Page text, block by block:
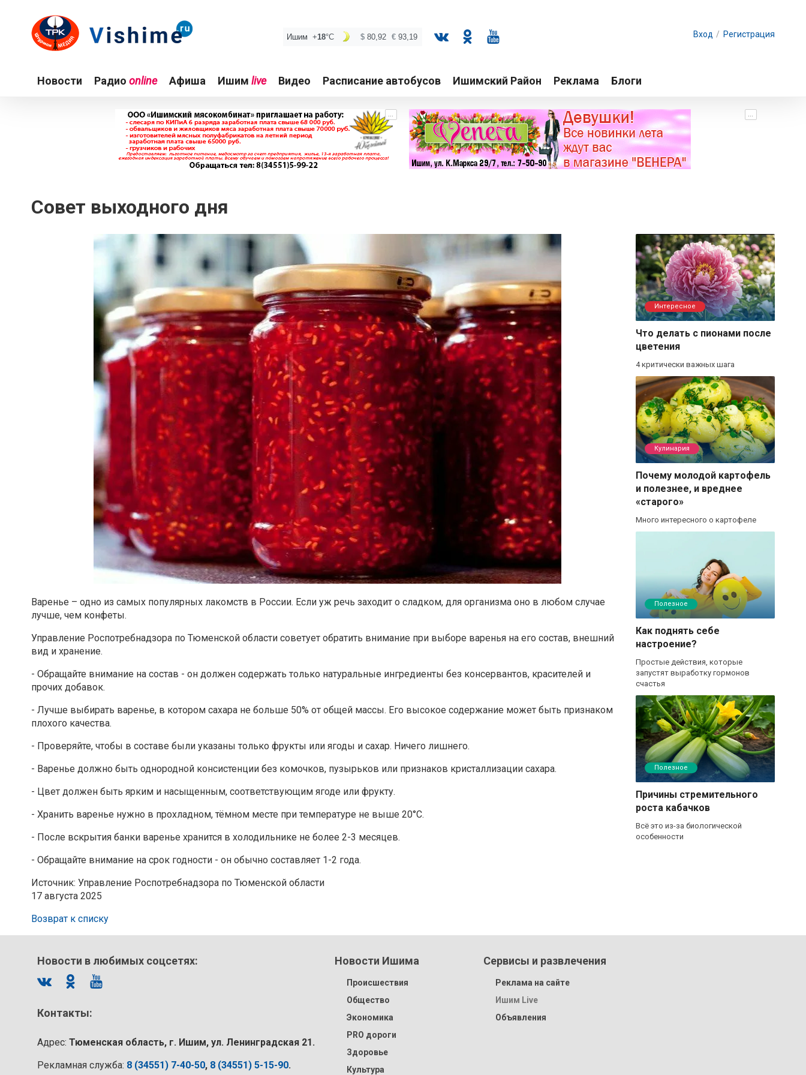
Вход / Регистрация
Новости Радио online Афиша Ишим live Видео Расписание автобусов Ишимский Район Реклама Блоги
... ...
Совет выходного дня
Варенье – одно из самых популярных лакомств в России. Если уж речь заходит о сладком, для организма оно в любом случае
лучше, чем конфеты.
Управление Роспотребнадзора по Тюменской области советует обратить внимание при выборе варенья на его состав, внешний
вид и хранение.
- Обращайте внимание на состав - он должен содержать только натуральные ингредиенты без консервантов, красителей и
прочих добавок.
- Лучше выбирать варенье, в котором сахара не больше 50% от общей массы. Его высокое содержание может быть признаком
плохого качества.
- Проверяйте, чтобы в составе были указаны только фрукты или ягоды и сахар. Ничего лишнего.
- Варенье должно быть однородной консистенции без комочков, пузырьков или признаков кристаллизации сахара.
- Цвет должен быть ярким и насыщенным, соответствующим ягоде или фрукту.
- Хранить варенье нужно в прохладном, тёмном месте при температуре не выше 20°C.
- После вскрытия банки варенье хранится в холодильнике не более 2-3 месяцев.
- Обращайте внимание на срок годности - он обычно составляет 1-2 года.
Источник: Управление Роспотребнадзора по Тюменской области
17 августа 2025
Возврат к списку
Интересное
Что делать с пионами после
цветения
4 критически важных шага
Кулинария
Почему молодой картофель
и полезнее, и вреднее
«старого»
Много интересного о картофеле
Полезное
Как поднять себе
настроение?
Простые действия, которые
запустят выработку гормонов
счастья
Полезное
Причины стремительного
роста кабачков
Всё это из-за биологической
особенности
Новости в любимых соцсетях:
Контакты:
Адрес: Тюменская область, г. Ишим, ул. Ленинградская 21.
Рекламная служба: 8 (34551) 7-40-50, 8 (34551) 5-15-90.
Новости Ишима
Происшествия
Общество
Экономика
PRO дороги
Здоровье
Культура
Сервисы и развлечения
Реклама на сайте
Ишим Live
Объявления